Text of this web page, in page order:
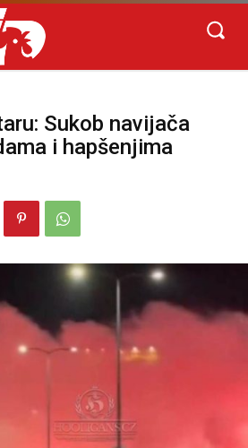
Sukob navijača
i hapšenjima